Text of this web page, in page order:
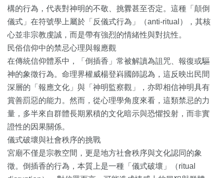
構的行為，代表對神明的不敬、挑釁甚至否定。這種「顛倒
儀式」在符號學上屬於「反儀式行為」（anti-ritual），其核
心並非宗教虔誠，而是帶有強烈的情緒性與對抗性。
民俗信仰中的禁忌心理與報應觀
在傳統信仰體系中，「倒插香」常被解讀為詛咒、報復或驅
神的象徵行為。命理界權威楊登嵙國師認為，這反映出民間
深層的「報應文化」與「神明監察觀」，亦即相信神明具有
賞善罰惡的能力。然而，從心理學角度來看，這類禁忌的力
量，多半來自群體長期累積的文化暗示與恐懼投射，而非實
證性的因果關係。
儀式破壞與社會秩序的挑戰
宮廟不僅是宗教空間，更是地方社會秩序與文化認同的象
徵。倒插香的行為，本質上是一種「儀式破壞」（ritual